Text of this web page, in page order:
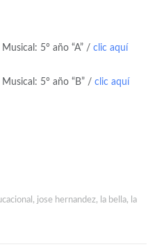
5° año “A” / clic aquí
5° año “B” / clic aquí
, jose hernandez, la bella, la